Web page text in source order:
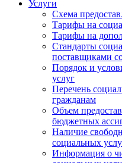
Услуги
Схема
Тарифы на
Тарифы на
Стандарты
поставщиками
Порядок и
услуг
Перечень
гражданам
Объем
бюджетных
Наличие
социальных
Информация о